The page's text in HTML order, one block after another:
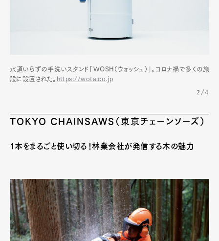
水道いらずの手洗いスタンド「WOSH（ウォッシュ）」。コロナ禍で多くの施
設に設置された。 https://wota.co.jp
2/4
TOKYO CHAINSAWS（東京チェーンソーズ）
1本をまるごと使い切る！林業会社が発信する木の魅力